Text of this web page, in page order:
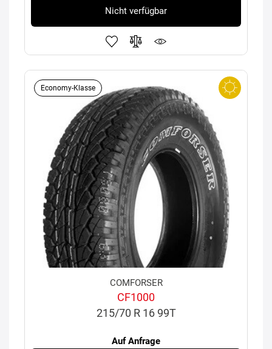
Nicht verfügbar
Economy-Klasse
COMFORSER
CF1000
215/70 R 16 99T
Auf Anfrage